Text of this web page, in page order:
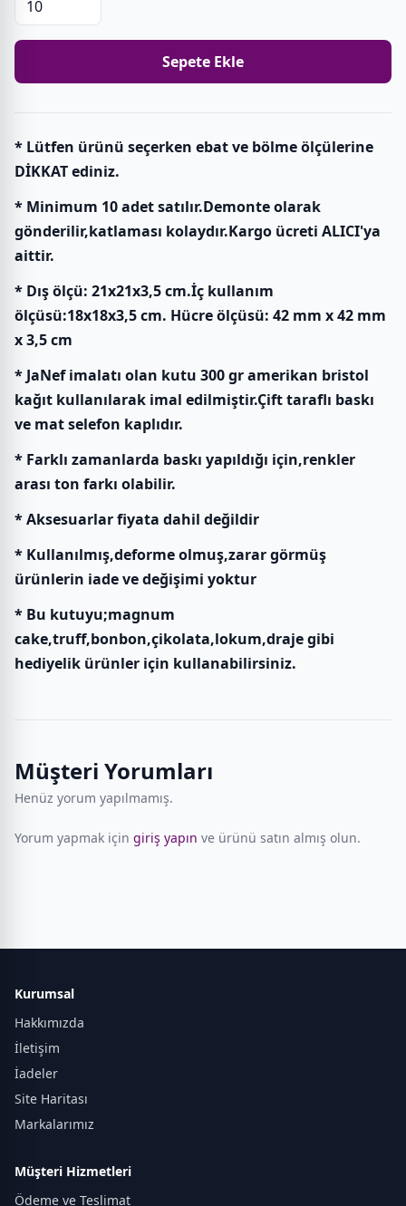
Sepete Ekle
* Lütfen ürünü seçerken ebat ve bölme ölçülerine
DİKKAT ediniz.
* Minimum 10 adet satılır.Demonte olarak
gönderilir,katlaması kolaydır.Kargo ücreti ALICI'ya
aittir.
* Dış ölçü: 21x21x3,5 cm.İç kullanım
ölçüsü:18x18x3,5 cm. Hücre ölçüsü: 42 mm x 42 mm
x 3,5 cm
* JaNef imalatı olan kutu 300 gr amerikan bristol
kağıt kullanılarak imal edilmiştir.Çift taraflı baskı
ve mat selefon kaplıdır.
* Farklı zamanlarda baskı yapıldığı için,renkler
arası ton farkı olabilir.
* Aksesuarlar fiyata dahil değildir
* Kullanılmış,deforme olmuş,zarar görmüş
ürünlerin iade ve değişimi yoktur
* Bu kutuyu;magnum
cake,truff,bonbon,çikolata,lokum,draje gibi
hediyelik ürünler için kullanabilirsiniz.
Müşteri Yorumları
Henüz yorum yapılmamış.
Yorum yapmak için giriş yapın ve ürünü satın almış olun.
Kurumsal
Hakkımızda
İletişim
İadeler
Site Haritası
Markalarımız
Müşteri Hizmetleri
Ödeme ve Teslimat